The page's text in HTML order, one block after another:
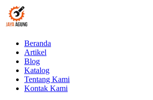
Beranda
Artikel
Blog
Katalog
Tentang Kami
Kontak Kami